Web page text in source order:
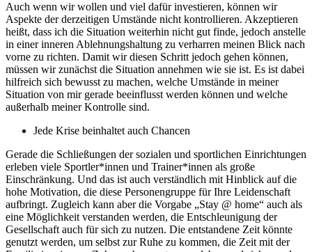
Auch wenn wir wollen und viel dafür investieren, können wir
Aspekte der derzeitigen Umstände nicht kontrollieren. Akzeptieren
heißt, dass ich die Situation weiterhin nicht gut finde, jedoch anstelle
in einer inneren Ablehnungshaltung zu verharren meinen Blick nach
vorne zu richten. Damit wir diesen Schritt jedoch gehen können,
müssen wir zunächst die Situation annehmen wie sie ist. Es ist dabei
hilfreich sich bewusst zu machen, welche Umstände in meiner
Situation von mir gerade beeinflusst werden können und welche
außerhalb meiner Kontrolle sind.
Jede Krise beinhaltet auch Chancen
Gerade die Schließungen der sozialen und sportlichen Einrichtungen
erleben viele Sportler*innen und Trainer*innen als große
Einschränkung. Und das ist auch verständlich mit Hinblick auf die
hohe Motivation, die diese Personengruppe für Ihre Leidenschaft
aufbringt. Zugleich kann aber die Vorgabe „Stay @ home“ auch als
eine Möglichkeit verstanden werden, die Entschleunigung der
Gesellschaft auch für sich zu nutzen. Die entstandene Zeit könnte
genutzt werden, um selbst zur Ruhe zu kommen, die Zeit mit der